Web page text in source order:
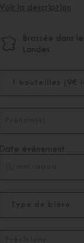
Voir la description
Brassée dans
Landes
Date événement